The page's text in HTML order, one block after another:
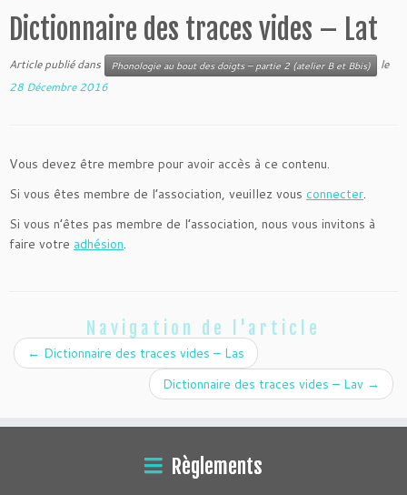
Dictionnaire des traces vides – Lat
Article publié dans Phonologie au bout des doigts – partie 2 (atelier B et Bbis)
le
28 Décembre 2016
Vous devez être membre pour avoir accès à ce contenu.
Si vous êtes membre de l’association, veuillez vous connecter.
Si vous n’êtes pas membre de l’association, nous vous invitons à
faire votre adhésion.
Navigation de l'article
← Dictionnaire des traces vides – Las
Dictionnaire des traces vides – Lav →
Règlements